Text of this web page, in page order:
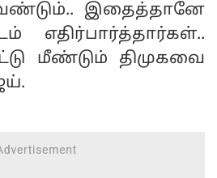
இதைத்தானே
எதிர்பார்த்தார்கள்..
மீண்டும் திமுகவை